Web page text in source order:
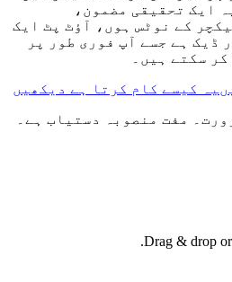
ایک تحقیقی مضمون،
کے نوٹس ہوں، آؤٹ پٹ ایک
ڈیک ہے جسے آپ فوری طور پر
سکتے ہیں۔
یہ کیسے کام کرتا ہے دیکھیں
مفت منصوبہ دستیاب ہے۔
Drag & drop